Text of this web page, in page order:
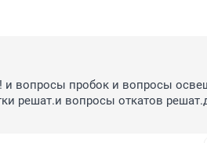
и вопросы пробок и вопросы
решат.и вопросы откатов